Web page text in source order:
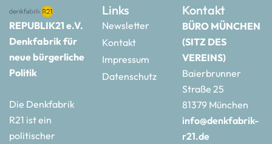
REPUBLIK21 e.V.
Denkfabrik für
neue bürgerliche
Politik
Die Denkfabrik
R21 ist ein
politischer
Links
Newsletter
Kontakt
Impressum
Datenschutz
Kontakt
BÜRO MÜNCHEN
(SITZ DES
VEREINS)
Baierbrunner
Straße 25
81379 München
info@denkfabrik-
r21.de